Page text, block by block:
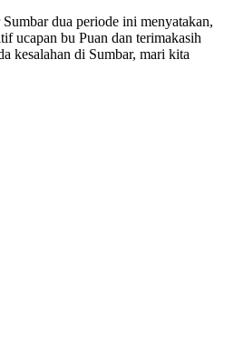
dua periode ini menyatakan,
ucapan bu Puan dan terimakasih
kesalahan di Sumbar, mari kita